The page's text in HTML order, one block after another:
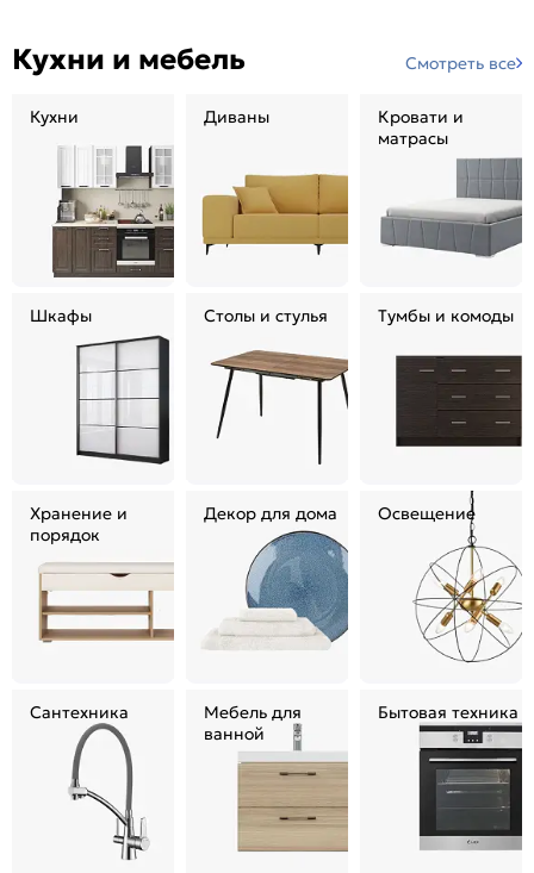
Кухни и мебель Смотреть все
Кухни Диваны
Кровати и
матрасы
Шкафы Столы и стулья Тумбы и комоды
Хранение и
порядок
Декор для дома Освещение
Сантехника
Мебель для
ванной
Бытовая техника